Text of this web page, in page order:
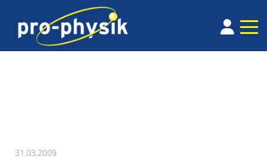
31.03.2009